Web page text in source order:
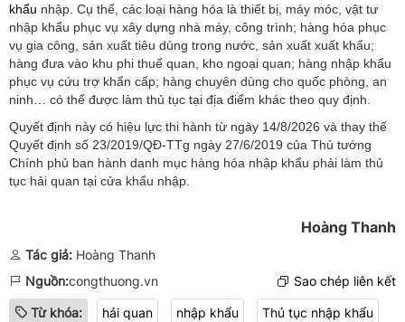
khẩu nhập. Cụ thể, các loại hàng hóa là thiết bị, máy móc, vật tư
nhập khẩu phục vụ xây dựng nhà máy, công trình; hàng hóa phục
vụ gia công, sản xuất tiêu dùng trong nước, sản xuất xuất khẩu;
hàng đưa vào khu phi thuế quan, kho ngoại quan; hàng nhập khẩu
phục vụ cứu trợ khẩn cấp; hàng chuyên dùng cho quốc phòng, an
ninh… có thể được làm thủ tục tại địa điểm khác theo quy định.
Quyết định này có hiệu lực thi hành từ ngày 14/8/2026 và thay thế
Quyết định số 23/2019/QĐ-TTg ngày 27/6/2019 của Thủ tướng
Chính phủ ban hành danh mục hàng hóa nhập khẩu phải làm thủ
tục hải quan tại cửa khẩu nhập.
Hoàng Thanh
Tác giả: Hoàng Thanh
Nguồn:congthuong.vn Sao chép liên kết
Từ khóa: hải quan nhập khẩu Thủ tục nhập khẩu